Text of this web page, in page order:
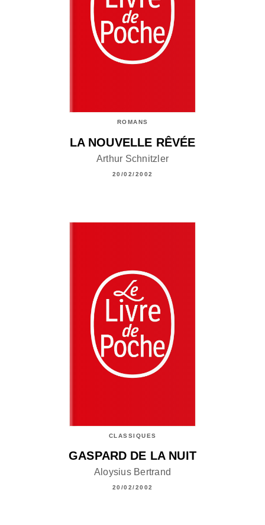
ROMANS
LA NOUVELLE RÊVÉE
Arthur Schnitzler
20/02/2002
CLASSIQUES
GASPARD DE LA NUIT
Aloysius Bertrand
20/02/2002